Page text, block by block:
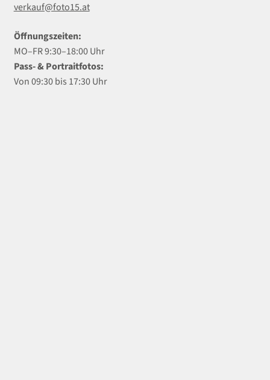
verkauf@foto15.at
Öffnungszeiten:
MO–FR 9:30–18:00 Uhr
Pass- & Portraitfotos:
Von 09:30 bis 17:30 Uhr